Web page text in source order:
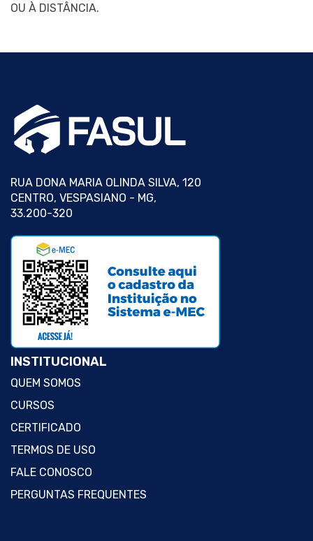
OU À DISTÂNCIA.
RUA DONA MARIA OLINDA SILVA, 120
CENTRO, VESPASIANO - MG,
33.200-320
INSTITUCIONAL
QUEM SOMOS
CURSOS
CERTIFICADO
TERMOS DE USO
FALE CONOSCO
PERGUNTAS FREQUENTES